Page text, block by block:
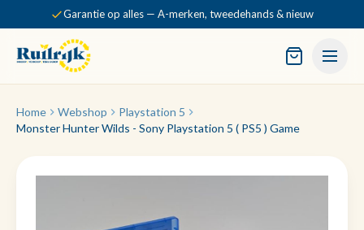
Garantie op alles — A-merken, tweedehands & nieuw
Home Webshop
Playstation 5
Monster Hunter Wilds - Sony Playstation 5 ( PS5 ) Game